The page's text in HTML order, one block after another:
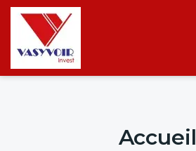
Accueil